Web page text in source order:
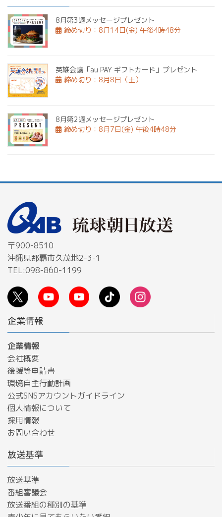
8月第3週メッセージプレゼント
締め切り：8月14日(金) 午後4時48分
英雄会議「au PAY ギフトカード」プレゼント
締め切り：8月8日（土）
8月第2週メッセージプレゼント
締め切り：8月7日(金) 午後4時48分
〒900-8510
沖縄県那覇市久茂地2-3-1
TEL:098-860-1199
企業情報
企業情報
会社概要
後援等申請書
環境自主行動計画
公式SNSアカウントガイドライン
個人情報について
採用情報
お問い合わせ
放送基準
放送基準
番組審議会
放送番組の種別の基準